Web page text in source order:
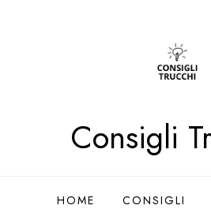
Consigli
HOME CONSIGLI